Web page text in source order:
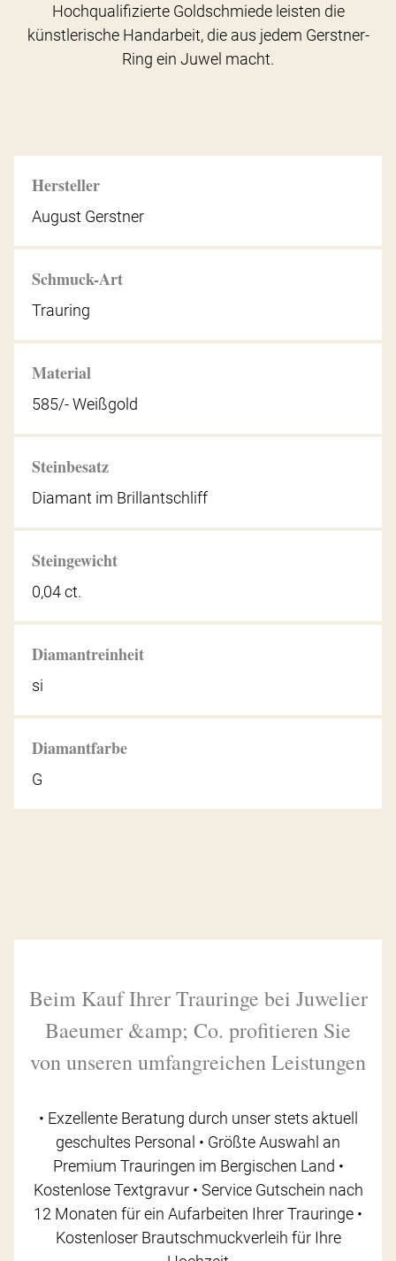
Hersteller
August Gerstner
Schmuck-Art
Trauring
Material
585/- Weißgold
Steinbesatz
Diamant im Brillantschliff
Steingewicht
0,04 ct.
Diamantreinheit
si
Diamantfarbe
G
Hochqualifizierte Goldschmiede leisten die
künstlerische Handarbeit, die aus jedem Gerstner-
Ring ein Juwel macht.
Beim Kauf Ihrer Trauringe bei Juwelier
Baeumer &amp; Co. profitieren Sie
von unseren umfangreichen Leistungen
• Exzellente Beratung durch unser stets aktuell
geschultes Personal • Größte Auswahl an
Premium Trauringen im Bergischen Land •
Kostenlose Textgravur • Service Gutschein nach
12 Monaten für ein Aufarbeiten Ihrer Trauringe •
Kostenloser Brautschmuckverleih für Ihre